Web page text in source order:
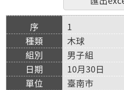
1
木球
男子組
10月30日
臺南市